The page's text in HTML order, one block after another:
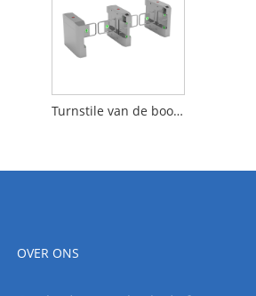
Turnstile van de booghoekschommeling
OVER ONS